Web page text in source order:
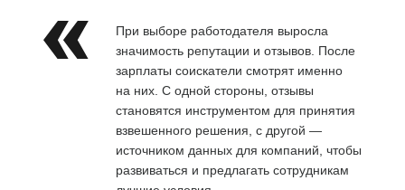
При выборе работодателя выросла
значимость репутации и отзывов. После
зарплаты соискатели смотрят именно
на них. С одной стороны, отзывы
становятся инструментом для принятия
взвешенного решения, с другой —
источником данных для компаний, чтобы
развиваться и предлагать сотрудникам